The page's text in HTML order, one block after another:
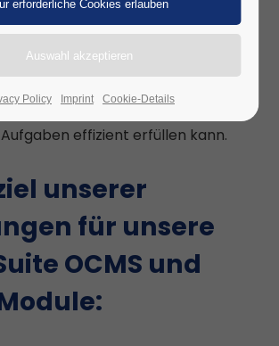
undContractor
zugeschnitten.
optimal geschult ist und ihre
effizient erfüllen kann.
unserer
für unsere
OCMS und
Policy Imprint Cookie-Details